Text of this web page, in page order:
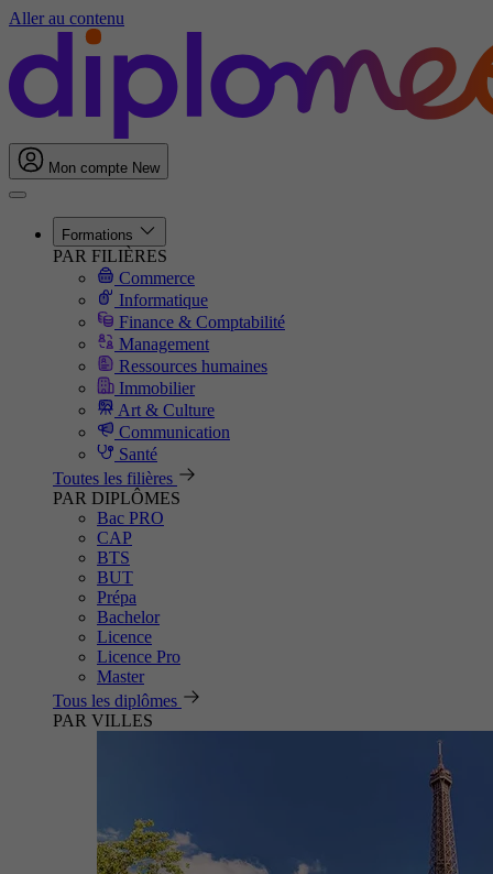
Aller au contenu
Mon compte New
Formations
PAR FILIÈRES
Commerce
Informatique
Finance & Comptabilité
Management
Ressources humaines
Immobilier
Art & Culture
Communication
Santé
Toutes les filières
PAR DIPLÔMES
Bac PRO
CAP
BTS
BUT
Prépa
Bachelor
Licence
Licence Pro
Master
Tous les diplômes
PAR VILLES